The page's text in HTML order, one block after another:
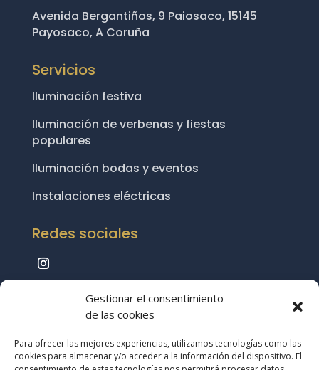
Gestionar el consentimiento
de las cookies
Para ofrecer las mejores experiencias, utilizamos tecnologías como las
cookies para almacenar y/o acceder a la información del dispositivo. El
Avenida Bergantiños, 9 Paiosaco, 15145
Payosaco, A Coruña
Servicios
Iluminación festiva
Iluminación de verbenas y fiestas
populares
Iluminación bodas y eventos
Instalaciones eléctricas
Redes sociales
de Cookies|Mapa del Sitio